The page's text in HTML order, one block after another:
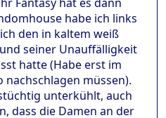
habe ich links
den in kaltem weiß
seiner Unauffälligkeit
hatte (Habe erst im
müssen).
unterkühlt, auch
dass die Damen an der